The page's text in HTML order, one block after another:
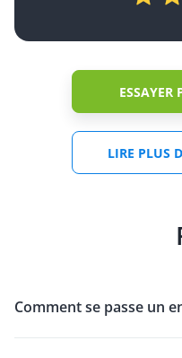
ESSAYER
LIRE PLUS
Comment se passe un